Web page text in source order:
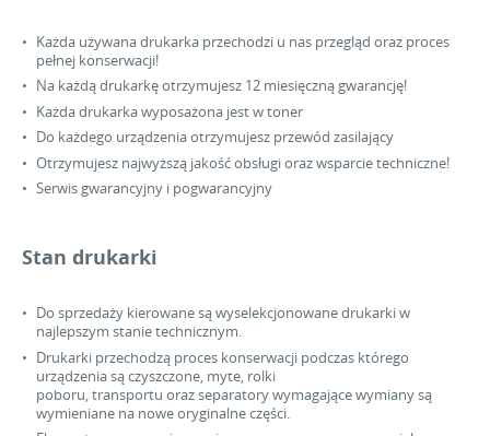
Każda używana drukarka przechodzi u nas przegląd oraz proces
pełnej konserwacji!
Na każdą drukarkę otrzymujesz 12 miesięczną gwarancję!
Każda drukarka wyposażona jest w toner
Do każdego urządzenia otrzymujesz przewód zasilający
Otrzymujesz najwyższą jakość obsługi oraz wsparcie techniczne!
Serwis gwarancyjny i pogwarancyjny
Stan drukarki
Do sprzedaży kierowane są wyselekcjonowane drukarki w
najlepszym stanie technicznym.
Drukarki przechodzą proces konserwacji podczas którego
urządzenia są czyszczone, myte, rolki
poboru, transportu oraz separatory wymagające wymiany są
wymieniane na nowe oryginalne części.